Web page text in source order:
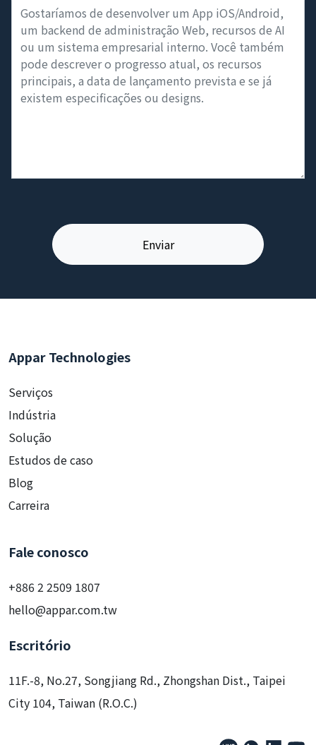
Appar Technologies
Serviços
Indústria
Solução
Estudos de caso
Blog
Carreira
Fale conosco
+886 2 2509 1807
hello@appar.com.tw
Escritório
11F.-8, No.27, Songjiang Rd., Zhongshan Dist., Taipei
City 104, Taiwan (R.O.C.)